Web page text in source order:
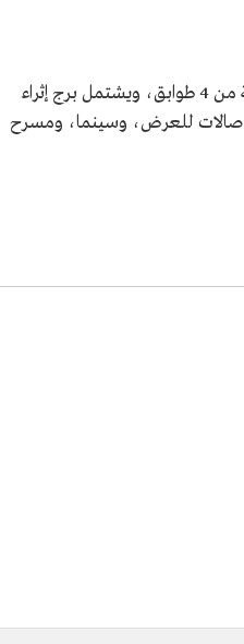
يغطي مبنى "إثراء" ومرافقه مساحة تبلغ 80 ألف م2، ويشمل مكتبة عصرية مكونة من 4 طوابق، ويشتمل برج إثراء
على 18 طابقًا، و3 طوابق مخصصة لمختبر الأفكار، ومعرض الطاقة، ومتحف يضم 5 صالات للعرض، وسينما، ومسرح